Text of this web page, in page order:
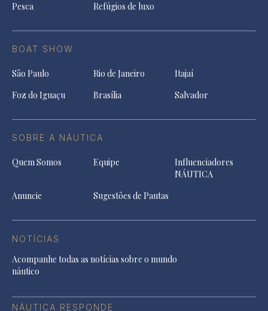
Pesca
Refúgios de luxo
BOAT SHOW
São Paulo Rio de Janeiro
Itajaí
Foz do Iguaçu
Brasília Salvador
SOBRE A NÁUTICA
Quem Somos Equipe
Influenciadores
NÁUTICA
Anuncie
Sugestões de Pautas
NOTÍCIAS
Acompanhe todas as notícias sobre o mundo
náutico
NÁUTICA RESPONDE